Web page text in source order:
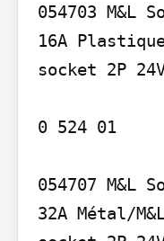
054703 M&L
16A
socket 2P
0 524 01
054707 M&L
32A Métal/